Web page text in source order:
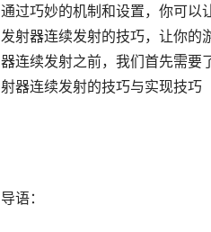
通过巧妙的机制和设置，你可以
发射器连续发射的技巧，让你的
器连续发射之前，我们首先需要
射器连续发射的技巧与实现技巧
导语：